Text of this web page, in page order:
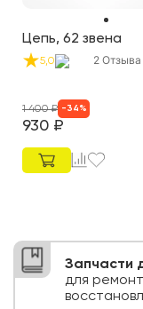
Цепь, 62 звена
5,0 2 Отзыва
930 ₽
1 400₽ - 34 %
Запчасти
для